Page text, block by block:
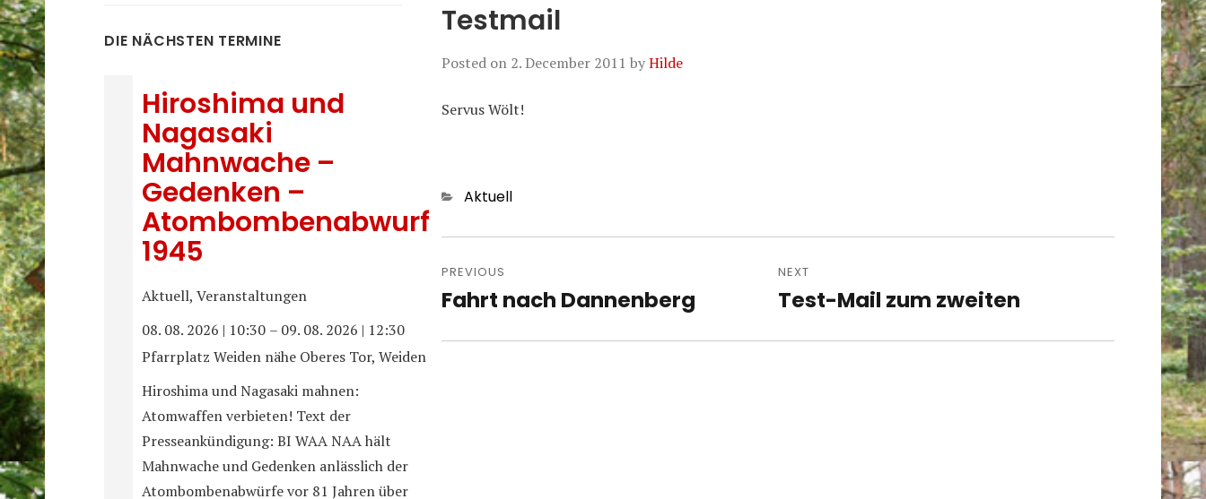
Testmail
Posted on 2. December 2011 byHilde
Servus Wölt!
Categories
Aktuell
Post
navigation
PREVIOUS
Previous
Fahrt nach Dannenberg
NEXT
Next
Test-Mail zum zweiten
DIE NÄCHSTEN TERMINE
Hiroshima und
Nagasaki
Mahnwache –
Gedenken –
Atombombenabwurf
1945
Aktuell, Veranstaltungen
08. 08. 2026 | 10:30 – 09. 08. 2026 | 12:30
Pfarrplatz Weiden nähe Oberes Tor, Weiden
Hiroshima und Nagasaki mahnen:
Atomwaffen verbieten! Text der
Presseankündigung: BI WAA NAA hält
Mahnwache und Gedenken anlässlich der
Atombombenabwürfe vor 81 Jahren über